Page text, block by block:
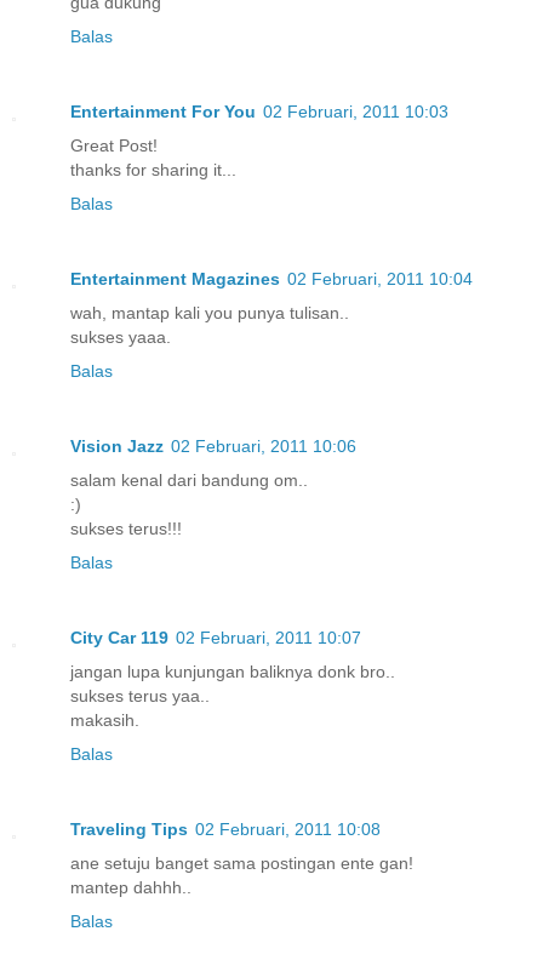
Balas
Entertainment For You 02 Februari, 2011 10:03
Great Post!
thanks for sharing it...
Balas
Entertainment Magazines 02 Februari, 2011 10:04
wah, mantap kali you punya tulisan..
sukses yaaa.
Balas
Vision Jazz 02 Februari, 2011 10:06
salam kenal dari bandung om..
:)
sukses terus!!!
Balas
City Car 119 02 Februari, 2011 10:07
jangan lupa kunjungan baliknya donk bro..
sukses terus yaa..
makasih.
Balas
Traveling Tips 02 Februari, 2011 10:08
ane setuju banget sama postingan ente gan!
mantep dahhh..
Balas